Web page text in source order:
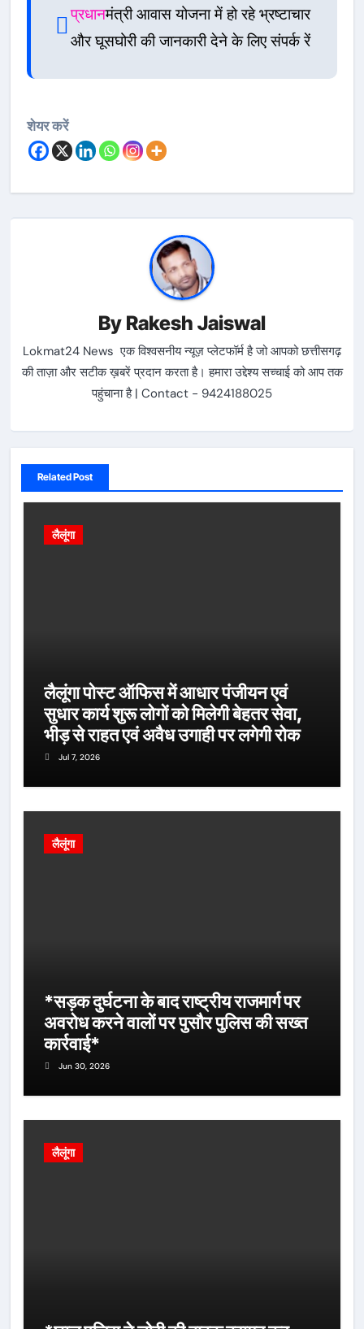
प्रधानमंत्री आवास योजना में हो रहे भ्रष्टाचार
और घूसघोरी की जानकारी देने के लिए संपर्क रें
शेयर करें
By Rakesh Jaiswal
Lokmat24 News एक विश्वसनीय न्यूज़ प्लेटफॉर्म है जो आपको छत्तीसगढ़
की ताज़ा और सटीक ख़बरें प्रदान करता है। हमारा उद्देश्य सच्चाई को आप तक
पहुंचाना है | Contact - 9424188025
Related Post
लैलूंगा
लैलूंगा पोस्ट ऑफिस में आधार पंजीयन एवं
सुधार कार्य शुरू लोगों को मिलेगी बेहतर सेवा,
भीड़ से राहत एवं अवैध उगाही पर लगेगी रोक
Jul 7, 2026
लैलूंगा
*सड़क दुर्घटना के बाद राष्ट्रीय राजमार्ग पर
अवरोध करने वालों पर पुसौर पुलिस की सख्त
कार्रवाई*
Jun 30, 2026
लैलूंगा